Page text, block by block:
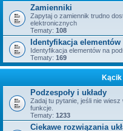
Zamienniki
Zapytaj o zamiennik trudno
elektronicznych
Tematy: 108
Identyfikacja elementów
Identyfikacja elementów na
Tematy: 169
Podzespoły i układy
Zadaj tu pytanie, jeśli nie wiesz
funkcje.
Tematy: 1233
Ciekawe rozwiązania